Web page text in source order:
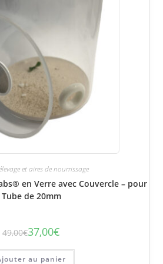
et aires de nourrissage
en Verre avec Couvercle – pour
Tube de 20mm
49,00€ Le
initial
était :
37,00€
Le
actuel
est :
au panier